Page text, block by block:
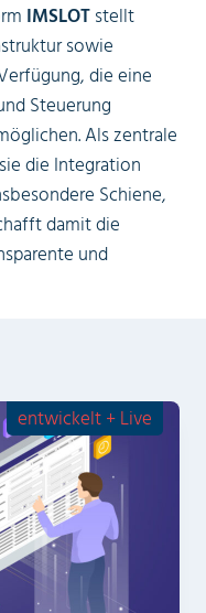
IMSLOTstellt
sowie
die eine
Steuerung
Als zentrale
die Integration
Schiene,
damit die
und
entwickelt + Live